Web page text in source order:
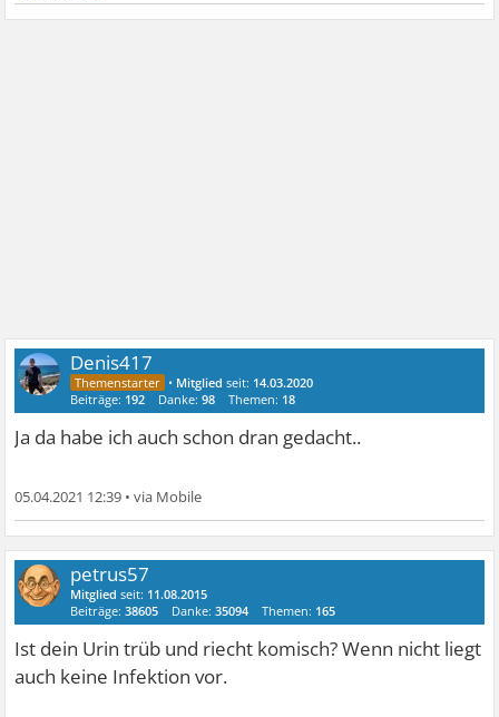
Denis417
• Mitglied seit: 14.03.2020
Beiträge: 192 Danke:98 Themen: 18
Ja da habe ich auch schon dran gedacht..
05.04.2021 12:39 •
petrus57
Mitglied seit: 11.08.2015
Beiträge:38605 Danke:35094 Themen: 165
Ist dein Urin trüb und riecht komisch? Wenn nicht liegt
auch keine Infektion vor.